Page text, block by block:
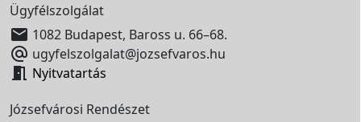
Ügyfélszolgálat
 1082 Budapest, Baross u. 66–68.
 ugyfelszolgalat@jozsefvaros.hu
 Nyitvatartás
Józsefvárosi Rendészet